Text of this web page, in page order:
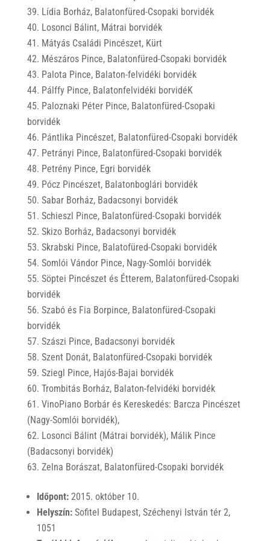
Lídia Borház, Balatonfüred-Csopaki borvidék
Losonci Bálint, Mátrai borvidék
Mátyás Családi Pincészet, Kürt
Mészáros Pince, Balatonfüred-Csopaki borvidék
Palota Pince, Balaton-felvidéki borvidék
Pálffy Pince, Balatonfelvidéki borvidéK
Paloznaki Péter Pince, Balatonfüred-Csopaki
borvidék
Pántlika Pincészet, Balatonfüred-Csopaki borvidék
Petrányi Pince, Balatonfüred-Csopaki borvidék
Petrény Pince, Egri borvidék
Pócz Pincészet, Balatonboglári borvidék
Sabar Borház, Badacsonyi borvidék
Schieszl Pince, Balatonfüred-Csopaki borvidék
Skizo Borház, Badacsonyi borvidék
Skrabski Pince, Balatofüred-Csopaki borvidék
Somlói Vándor Pince, Nagy-Somlói borvidék
Söptei Pincészet és Étterem, Balatonfüred-Csopaki
borvidék
Szabó és Fia Borpince, Balatonfüred-Csopaki
borvidék
Szászi Pince, Badacsonyi borvidék
Szent Donát, Balatonfüred-Csopaki borvidék
Sziegl Pince, Hajós-Bajai borvidék
Trombitás Borház, Balaton-felvidéki borvidék
VinoPiano Borbár és Kereskedés: Barcza Pincészet
(Nagy-Somlói borvidék),
Losonci Bálint (Mátrai borvidék), Málik Pince
(Badacsonyi borvidék)
Zelna Borászat, Balatonfüred-Csopaki borvidék
Időpont:2015. október 10.
Helyszín:Sofitel Budapest, Széchenyi István tér 2,
1051